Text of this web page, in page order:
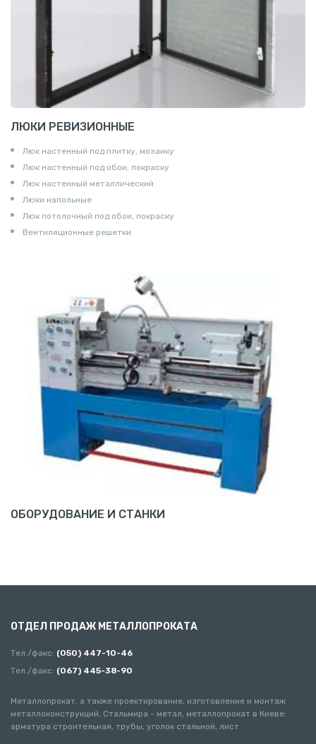
ЛЮКИ РЕВИЗИОННЫЕ
Люк настенный под плитку, мозаику
Люк настенный под обои, покраску
Люк настенный металлический
Люки напольные
Люк потолочный под обои, покраску
Вентиляционные решетки
ОБОРУДОВАНИЕ И СТАНКИ
ОТДЕЛ ПРОДАЖ МЕТАЛЛОПРОКАТА
Тел./факс: (050) 447-10-46
Тел./факс: (067) 445-38-90
Металлопрокат, а также проектирование, изготовление и монтаж
металлоконструкций. Стальмира - метал, металлопрокат в Киеве:
арматура строительная, трубы, уголок стальной, лист.